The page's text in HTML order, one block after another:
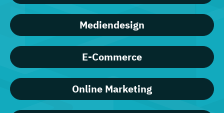
Mediendesign
E-Commerce
Online Marketing